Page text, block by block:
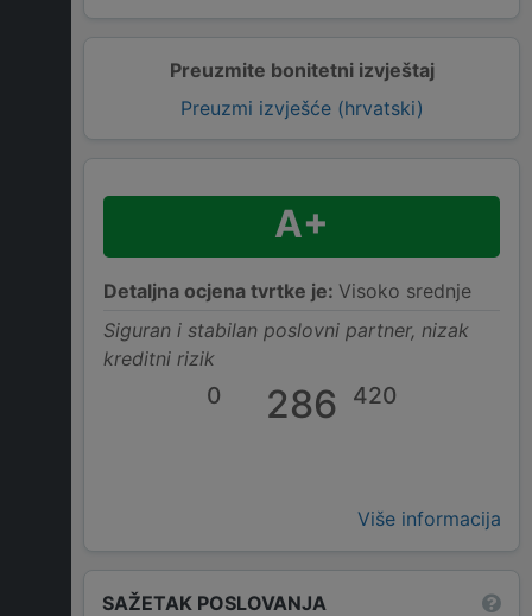
Preuzmite bonitetni izvještaj
Preuzmi izvješće (hrvatski)
A+
Detaljna ocjena tvrtke je: Visoko srednje
Siguran i stabilan poslovni partner, nizak
kreditni rizik
0 286 420
Više informacija
SAŽETAK POSLOVANJA